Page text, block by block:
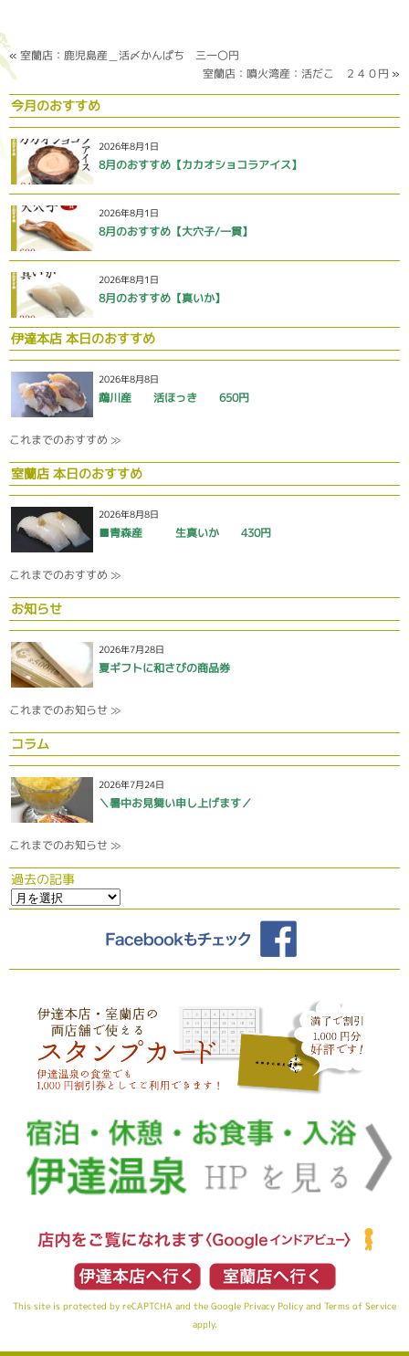
« 室蘭店：鹿児島産＿活〆かんぱち 三一〇円
室蘭店：噴火湾産：活だこ ２４０円 »
今月のおすすめ
2026年8月1日
8月のおすすめ【カカオショコラアイス】
2026年8月1日
8月のおすすめ【大穴子/一貫】
2026年8月1日
8月のおすすめ【真いか】
伊達本店 本日のおすすめ
2026年8月8日
鵡川産 活ほっき 650円
これまでのおすすめ ≫
室蘭店 本日のおすすめ
2026年8月8日
■青森産 生真いか 430円
これまでのおすすめ ≫
お知らせ
2026年7月28日
夏ギフトに和さびの商品券
これまでのお知らせ ≫
コラム
2026年7月24日
＼暑中お見舞い申し上げます／
これまでのお知らせ ≫
過去の記事
This site is protected by reCAPTCHA and the Google Privacy Policy and Terms of Service
apply.